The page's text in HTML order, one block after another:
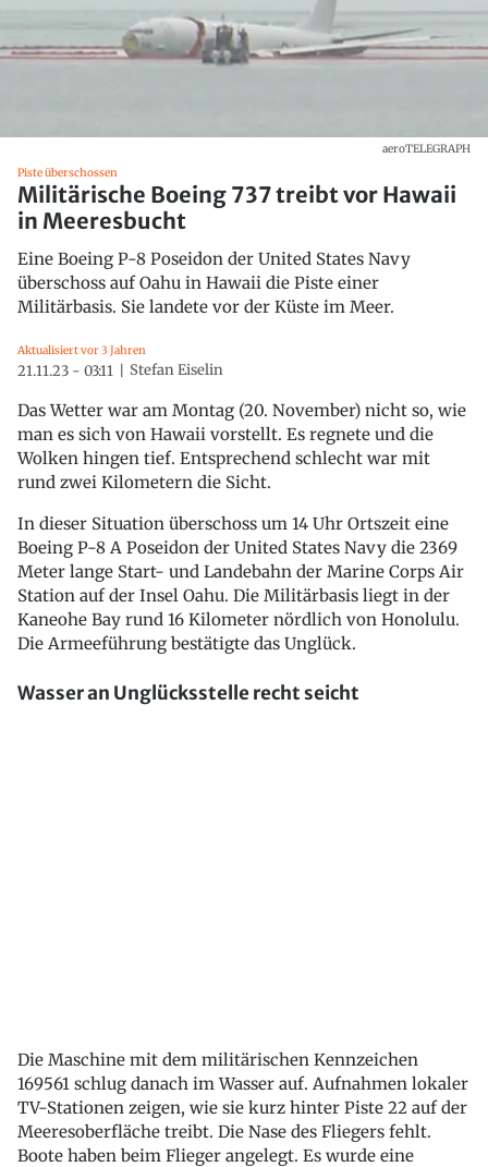
aeroTELEGRAPH
Piste überschossen
Militärische Boeing 737 treibt vor Hawaii
in Meeresbucht
Eine Boeing P-8 Poseidon der United States Navy
überschoss auf Oahu in Hawaii die Piste einer
Militärbasis. Sie landete vor der Küste im Meer.
Aktualisiert vor 3 Jahren
21.11.23 - 03:11 Stefan Eiselin
Das Wetter war am Montag (20. November) nicht so, wie
man es sich von Hawaii vorstellt. Es regnete und die
Wolken hingen tief. Entsprechend schlecht war mit
rund zwei Kilometern die Sicht.
In dieser Situation überschoss um 14 Uhr Ortszeit eine
Boeing P-8 A Poseidon der United States Navy die 2369
Meter lange Start- und Landebahn der Marine Corps Air
Station auf der Insel Oahu. Die Militärbasis liegt in der
Kaneohe Bay rund 16 Kilometer nördlich von Honolulu.
Die Armeeführung bestätigte das Unglück.
Wasser an Unglücksstelle recht seicht
Die Maschine mit dem militärischen Kennzeichen
169561 schlug danach im Wasser auf. Aufnahmen lokaler
TV-Stationen zeigen, wie sie kurz hinter Piste 22 auf der
Meeresoberfläche treibt. Die Nase des Fliegers fehlt.
Boote haben beim Flieger angelegt. Es wurde eine